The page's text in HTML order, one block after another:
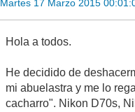
Martes 17 Marzo 2015
Hola a todos.
He decidido de
mi abuelastra y me lo
cacharro". Nikon D70s,